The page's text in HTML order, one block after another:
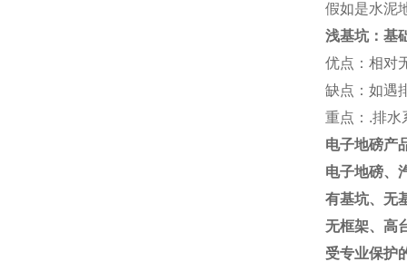
假如是水泥
浅基坑：基
优点：相对
缺点：如遇
重点： .排水
电子地磅产
电子地磅、
有基坑、无
无框架、高
受专业保护